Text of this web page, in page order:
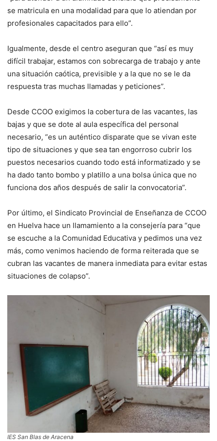
se matricula en una modalidad para que lo atiendan por
profesionales capacitados para ello”.
Igualmente, desde el centro aseguran que “así es muy
difícil trabajar, estamos con sobrecarga de trabajo y ante
una situación caótica, previsible y a la que no se le da
respuesta tras muchas llamadas y peticiones”.
Desde CCOO exigimos la cobertura de las vacantes, las
bajas y que se dote al aula específica del personal
necesario, “es un auténtico disparate que se vivan este
tipo de situaciones y que sea tan engorroso cubrir los
puestos necesarios cuando todo está informatizado y se
ha dado tanto bombo y platillo a una bolsa única que no
funciona dos años después de salir la convocatoria”.
Por último, el Sindicato Provincial de Enseñanza de CCOO
en Huelva hace un llamamiento a la consejería para “que
se escuche a la Comunidad Educativa y pedimos una vez
más, como venimos haciendo de forma reiterada que se
cubran las vacantes de manera inmediata para evitar estas
situaciones de colapso”.
IES San Blas de Aracena